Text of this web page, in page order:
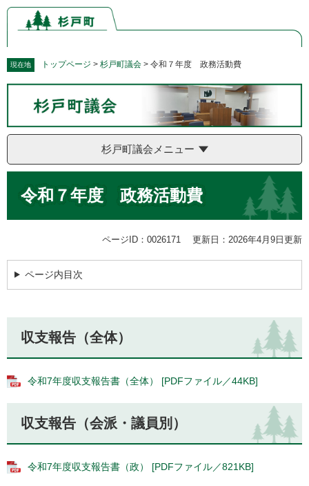
ペ
の
メ
ー
て
本
へ
現在地 トップページ > 杉戸町議会 > 令和７年度 政務活動費
杉戸町議会メニュー
令和７年度 政務活動費
ページID：0026171 更新日：2026年4月9日更新
ページ内目次
収支報告（全体）
令和7年度収支報告書（全体） [PDFファイル／44KB]
収支報告（会派・議員別）
令和7年度収支報告書（政） [PDFファイル／821KB]